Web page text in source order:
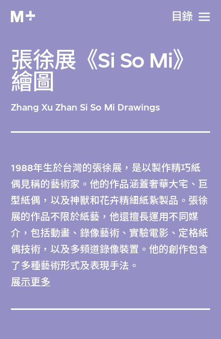
目​錄
張徐展《Si So Mi》
繪圖
Zhang Xu Zhan Si So Mi Drawings
1988年生於台灣的張徐展，是以製作精巧紙
偶見稱的藝術家。他的作品涵蓋奢華大宅、巨
型紙偶，以及神獸和花卉精細紙紥製品。張徐
展的作品不限於紙藝，他還擅長運用不同媒
介，包括動畫、錄像藝術、實驗電影、定格紙
偶技術，以及多頻道錄像裝置。他的創作包含
了多種藝術形式及表現手法。
展示更多